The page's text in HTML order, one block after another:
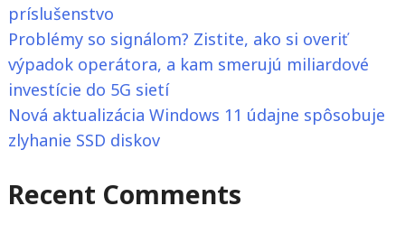
príslušenstvo
Problémy so signálom? Zistite, ako si overiť
výpadok operátora, a kam smerujú miliardové
investície do 5G sietí
Nová aktualizácia Windows 11 údajne spôsobuje
zlyhanie SSD diskov
Recent Comments